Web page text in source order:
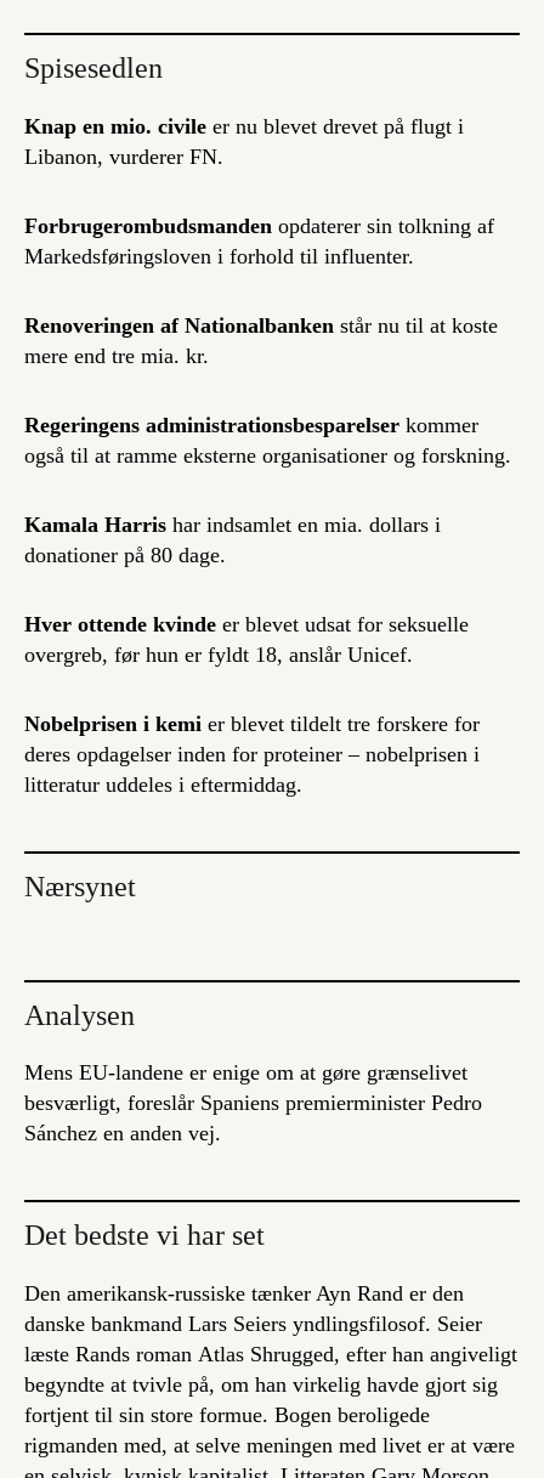
Spisesedlen
Knap en mio. civile er nu blevet drevet på flugt i
Libanon, vurderer FN.
Forbrugerombudsmanden opdaterer sin tolkning af
Markedsføringsloven i forhold til influenter.
Renoveringen af Nationalbanken står nu til at koste
mere end tre mia. kr.
Regeringens administrationsbesparelser kommer
også til at ramme eksterne organisationer og forskning.
Kamala Harris har indsamlet en mia. dollars i
donationer på 80 dage.
Hver ottende kvinde er blevet udsat for seksuelle
overgreb, før hun er fyldt 18, anslår Unicef.
Nobelprisen i kemi er blevet tildelt tre forskere for
deres opdagelser inden for proteiner – nobelprisen i
litteratur uddeles i eftermiddag.
Nærsynet
Analysen
Mens EU-landene er enige om at gøre grænselivet
besværligt, foreslår Spaniens premierminister Pedro
Sánchez en anden vej.
Det bedste vi har set
Den amerikansk-russiske tænker Ayn Rand er den
danske bankmand Lars Seiers yndlingsfilosof. Seier
læste Rands roman Atlas Shrugged, efter han angiveligt
begyndte at tvivle på, om han virkelig havde gjort sig
fortjent til sin store formue. Bogen beroligede
rigmanden med, at selve meningen med livet er at være